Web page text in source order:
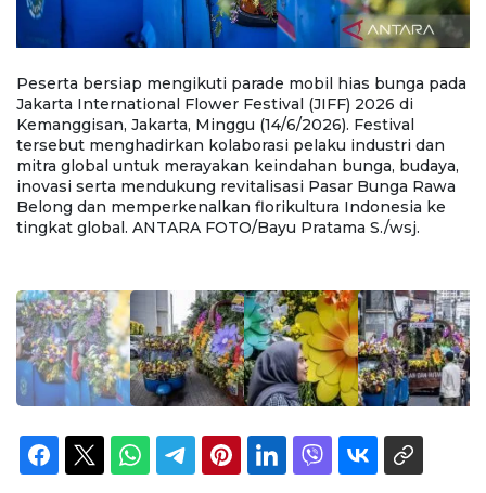
Peserta bersiap mengikuti parade mobil hias bunga pada
Jakarta International Flower Festival (JIFF) 2026 di
Kemanggisan, Jakarta, Minggu (14/6/2026). Festival
tersebut menghadirkan kolaborasi pelaku industri dan
mitra global untuk merayakan keindahan bunga, budaya,
inovasi serta mendukung revitalisasi Pasar Bunga Rawa
Belong dan memperkenalkan florikultura Indonesia ke
tingkat global. ANTARA FOTO/Bayu Pratama S./wsj.